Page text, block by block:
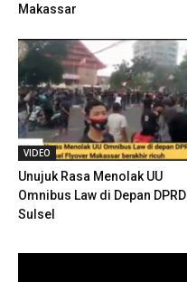
Makassar
VIDEO
Unujuk Rasa Menolak UU
Omnibus Law di Depan DPRD
Sulsel